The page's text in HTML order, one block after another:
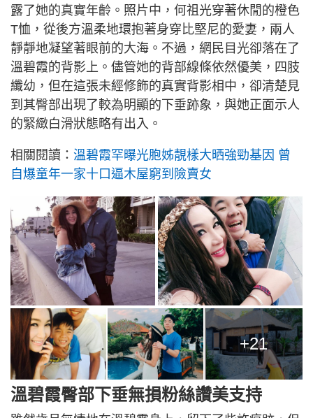
露了她的真實年齡。照片中，何祖光穿著休閒的橙色
T恤，從後方溫柔地環抱著身穿比堅尼的愛妻，兩人
靜靜地凝望著眼前的大海。不過，網民目光卻落在了
溫碧霞的背影上。儘管她的背部線條依然優美，四肢
纖幼，但在這張未經修飾的真實背影相中，卻清楚見
到其臀部出現了較為明顯的下垂跡象，與她正面示人
的緊緻白滑狀態略有出入。
相關閱讀： 溫碧霞罕曝光胞姊靚樣大晒強勁基因 曾
自爆童年一家十口逼木屋窮到險賣女
+21
溫碧霞臀部下垂無損粉絲讚美支持